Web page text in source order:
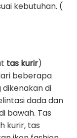
kebutuhan. (
tas kurir)
beberapa
di
dada dan
bawah. Tas
kurir, tas